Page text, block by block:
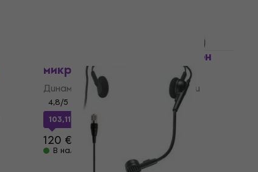
Shure WH20-TQG Динамичен
микрофон за слушалки
Динамичен микрофон за слушалки
4,8/5
103,11 €
с код
120 €
В наличност